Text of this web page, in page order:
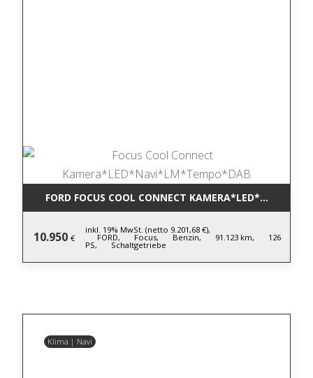
FORD FOCUS COOL CONNECT
10.950 €
inkl. 19% MwSt. (netto 9.201,68 €),
FORD, Focus, Benzin, 91.123 km, 126
PS, Schaltgetriebe
Klima | Navi